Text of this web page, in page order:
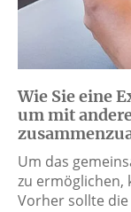
Wie Sie eine
um mit
Um das
zu ermöglichen,
Vorher sollte